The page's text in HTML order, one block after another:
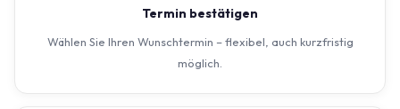
Termin bestätigen
Wählen Sie Ihren Wunschtermin – flexibel, auch kurzfristig
möglich.